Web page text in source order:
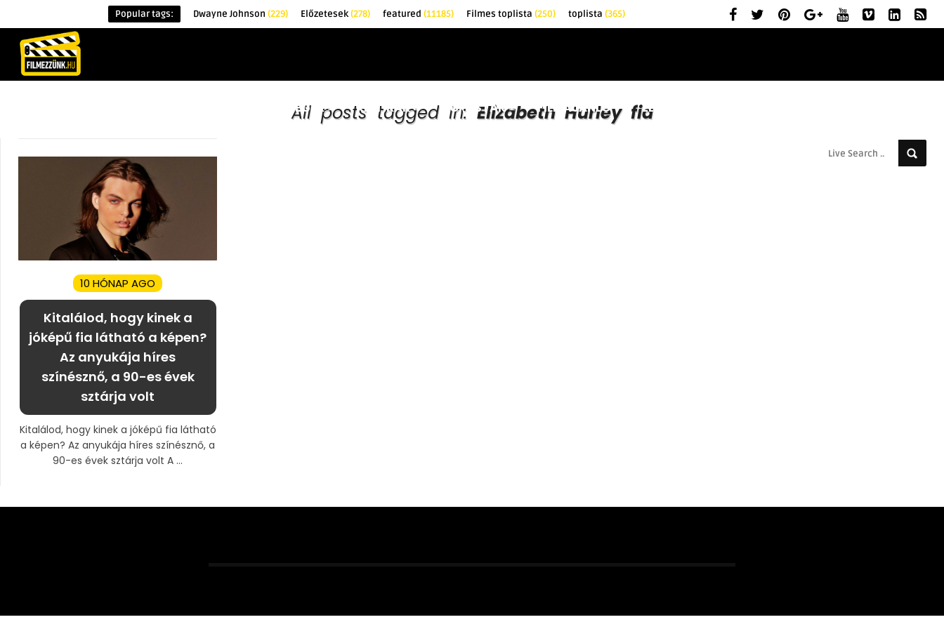
Popular tags: Dwayne Johnson (229) Előzetesek(278) featured (11185) Filmes toplista (250) toplista (365)
ÉRDEKESSÉGEK KRITIKÁK TOPLISTÁK FILMAJÁNLÓ ELŐZETESEK
All posts tagged in: Elizabeth Hurley fia
10 HÓNAP AGO
Kitalálod, hogy kinek a
jóképű fia látható a képen?
Az anyukája híres
színésznő, a 90-es évek
sztárja volt
Kitalálod, hogy kinek a jóképű fia látható
a képen? Az anyukája híres színésznő, a
90-es évek sztárja volt A ...